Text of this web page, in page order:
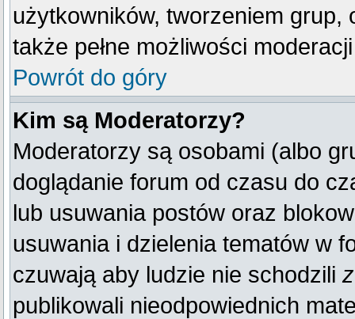
użytkowników, tworzeniem grup,
także pełne możliwości
Powrót do góry
Kim są Moderatorzy?
Moderatorzy są osobami (albo
doglądanie forum od czasu do
lub usuwania postów oraz
usuwania i dzielenia tematów w
czuwają aby ludzie nie schodzili
publikowali nieodpowiednich